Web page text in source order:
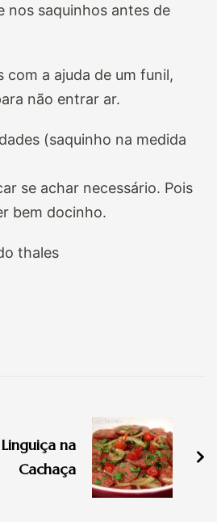
nos saquinhos antes de
com a ajuda de um funil,
não entrar ar.
(saquinho na medida
se achar necessário. Pois
bem docinho.
thales
na
Cachaça